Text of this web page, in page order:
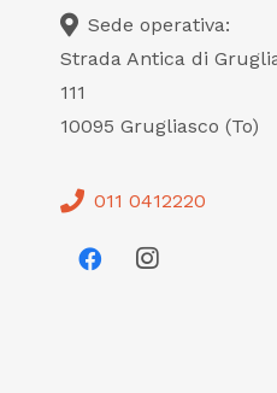
Sede operativa:
Strada Antica di
111
10095 Grugliasco (To)
011 0412220